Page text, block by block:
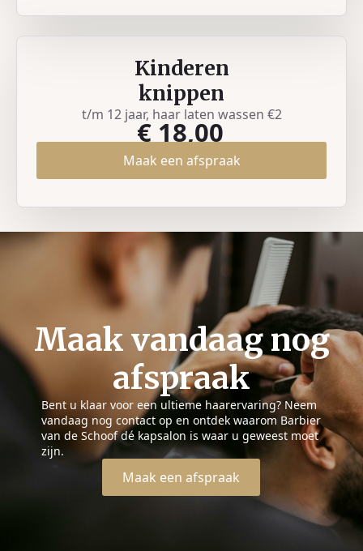
Kinderen
knippen
t/m 12 jaar, haar laten wassen €2
€ 18,00
Maak een afspraak
Maak vandaag nog
afspraak
Bent u klaar voor een ultieme haarervaring? Neem
vandaag nog contact op en ontdek waarom Barbier
van de Schoof dé kapsalon is waar u geweest moet
zijn.
Maak een afspraak